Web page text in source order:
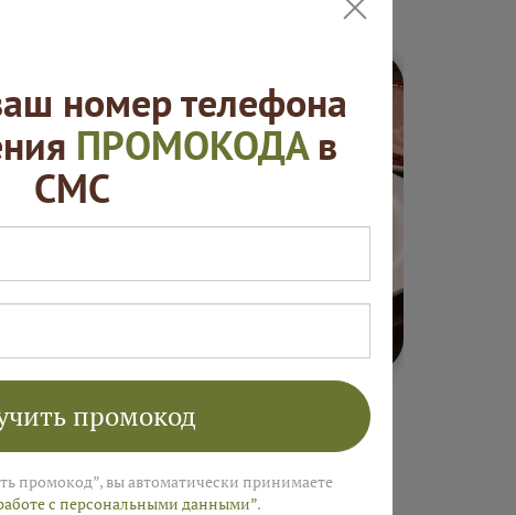
Блины. "Русская
номер телефона
ПРОМОКОДАв
СМС
промокод
промокод”, вы автоматически принимаете
с персональными данными”.